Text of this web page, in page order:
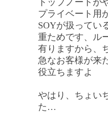
トップノートが
プライベート用
SOYが扱ってい
重ためです、ル
有りますから、
急なお客様が来
役立ちますよ
やはり、ちょい
た…